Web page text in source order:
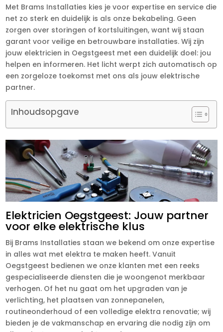
Met Brams Installaties kies je voor expertise en service die
net zo sterk en duidelijk is als onze bekabeling. Geen
zorgen over storingen of kortsluitingen, want wij staan
garant voor veilige en betrouwbare installaties. Wij zijn
jouw elektricien in Oegstgeest met een duidelijk doel: jou
helpen en informeren. Het licht werpt zich automatisch op
een zorgeloze toekomst met ons als jouw elektrische
partner.
Inhoudsopgave
Elektricien Oegstgeest: Jouw partner
voor elke elektrische klus
Bij Brams Installaties staan we bekend om onze expertise
in alles wat met elektra te maken heeft. Vanuit
Oegstgeest bedienen we onze klanten met een reeks
gespecialiseerde diensten die je woongenot merkbaar
verhogen. Of het nu gaat om het upgraden van je
verlichting, het plaatsen van zonnepanelen,
routineonderhoud of een volledige elektra renovatie; wij
bieden je de vakmanschap en ervaring die nodig zijn om